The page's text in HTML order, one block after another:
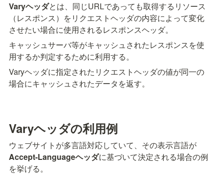
Varyヘッダとは、同じURLであっても取得するリソース
（レスポンス）をリクエストヘッダの内容によって変化
させたい場合に使用されるレスポンスヘッダ。
キャッシュサーバ等がキャッシュされたレスポンスを使
用するか判定するために利用する。
Varyヘッダに指定されたリクエストヘッダの値が同一の
場合にキャッシュされたデータを返す。
Varyヘッダの利用例
ウェブサイトが多言語対応していて、その表示言語が
Accept-Languageヘッダに基づいて決定される場合の例
を挙げる。